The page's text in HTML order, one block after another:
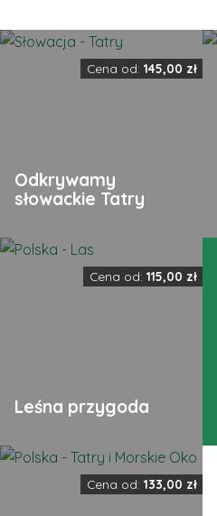
Odkrywamy
słowackie Tatry
Cena od: 145,00 zł
Leśna przygoda
Cena od: 115,00 zł
Cena od: 133,00 zł